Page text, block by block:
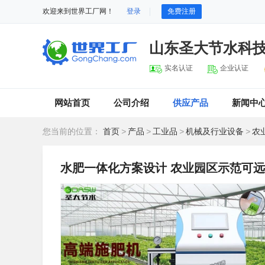
欢迎来到世界工厂网！ 登录 免费注册
山东圣大节水科
实名认证 企业认证
网站首页 公司介绍 供应产品 新闻中
您当前的位置： 首页 > 产品 > 工业品 >机械及行业设备 > 农
水肥一体化方案设计 农业园区示范可